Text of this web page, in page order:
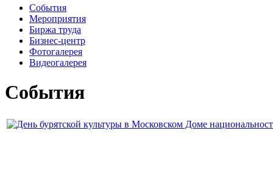
События
Мероприятия
Биржа труда
Бизнес-центр
Фотогалерея
Видеогалерея
События